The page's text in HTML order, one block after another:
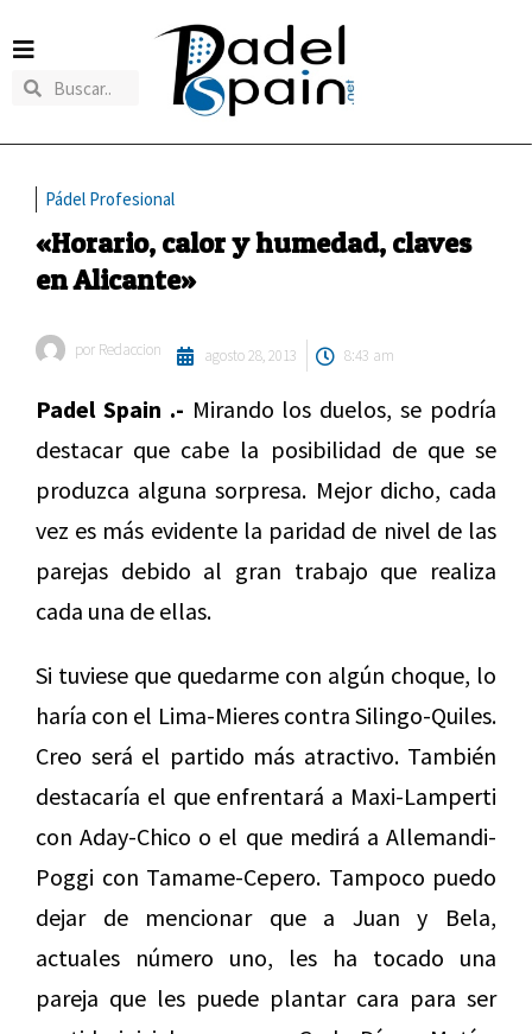
Pádel Profesional
«Horario, calor y humedad, claves
en Alicante»
por Redaccion agosto 28, 2013 8:43 am
Padel Spain .- Mirando los duelos, se podría
destacar que cabe la posibilidad de que se
produzca alguna sorpresa. Mejor dicho, cada
vez es más evidente la paridad de nivel de las
parejas debido al gran trabajo que realiza
cada una de ellas.
Si tuviese que quedarme con algún choque, lo
haría con el Lima-Mieres contra Silingo-Quiles.
Creo será el partido más atractivo. También
destacaría el que enfrentará a Maxi-Lamperti
con Aday-Chico o el que medirá a Allemandi-
Poggi con Tamame-Cepero. Tampoco puedo
dejar de mencionar que a Juan y Bela,
actuales número uno, les ha tocado una
pareja que les puede plantar cara para ser